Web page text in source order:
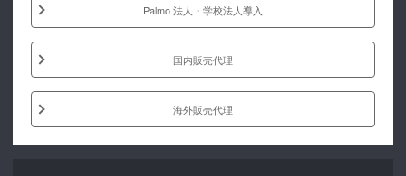
Palmo 法人・学校法人導入
国内販売代理
海外販売代理